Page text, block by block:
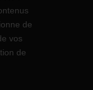
de
vos
de